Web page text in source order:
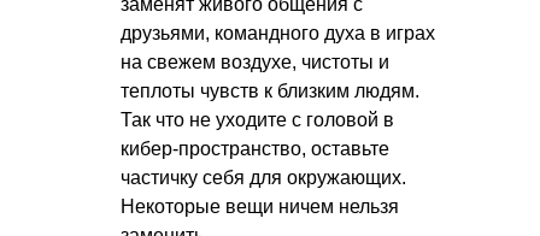
заменят живого общения с
друзьями, командного духа в играх
на свежем воздухе, чистоты и
теплоты чувств к близким людям.
Так что не уходите с головой в
кибер-пространство, оставьте
частичку себя для окружающих.
Некоторые вещи ничем нельзя